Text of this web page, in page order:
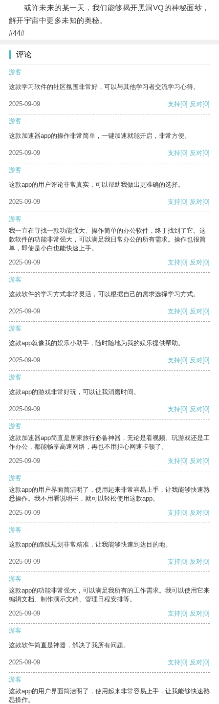
或许未来的某一天，我们能够揭开黑洞VQ的神秘面纱，
解开宇宙中更多未知的奥秘。
#44#
评论
游客
这款学习软件的社区氛围非常好，可以与其他学习者交流学习心得。
2025-09-09 支持[0] 反对[0]
游客
这款加速器app的操作非常简单，一键加速就能开启，非常方便。
2025-09-09 支持[0] 反对[0]
游客
这款app的用户评论非常真实，可以帮助我做出更准确的选择。
2025-09-09 支持[0] 反对[0]
游客
我一直在寻找一款功能强大、操作简单的办公软件，终于找到了它。这
款软件的功能非常强大，可以满足我日常办公的所有需求。操作也很简
单，即使是小白也能快速上手。
2025-09-09
支持[0] 反对[0]
游客
这款软件的学习方式非常灵活，可以根据自己的需求选择学习方式。
2025-09-09 支持[0] 反对[0]
游客
这款app就像我的娱乐小助手，随时随地为我的娱乐提供帮助。
2025-09-09 支持[0] 反对[0]
游客
这款app的游戏非常好玩，可以让我消磨时间。
2025-09-09 支持[0] 反对[0]
游客
这款加速器app简直是居家旅行必备神器，无论是看视频、玩游戏还是工
作办公，都能畅享高速网络，再也不用担心网速卡顿了。
2025-09-09
支持[0] 反对[0]
游客
这款app的用户界面简洁明了，使用起来非常容易上手，让我能够快速熟
悉操作。我不用看说明书，就可以轻松使用这款app。
2025-09-09
支持[0] 反对[0]
游客
这款app的路线规划非常精准，让我能够快速到达目的地。
2025-09-09 支持[0] 反对[0]
游客
这款app的功能非常强大，可以满足我所有的工作需求。我可以使用它来
编辑文档、制作演示文稿、管理日程安排等。
2025-09-09
支持[0] 反对[0]
游客
这款软件简直是神器，解决了我所有问题。
2025-09-09 支持[0] 反对[0]
游客
这款app的用户界面简洁明了，使用起来非常容易上手，让我能够快速熟
悉操作。